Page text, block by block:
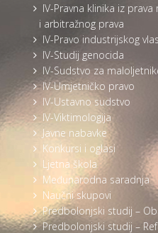
IV-Pravna klinika iz
i arbitražnog prava
IV-Pravo industrijskog
IV-Studij genocida
IV-Sudstvo za
IV-Umjetničko pravo
IV-Ustavno sudstvo
IV-Viktimologija
Javne nabavke
Konkursi i oglasi
Ljetna škola
Međunarodna saradnja
Naučni skupovi
Predbolonjski studij –
Predbolonjski studij –